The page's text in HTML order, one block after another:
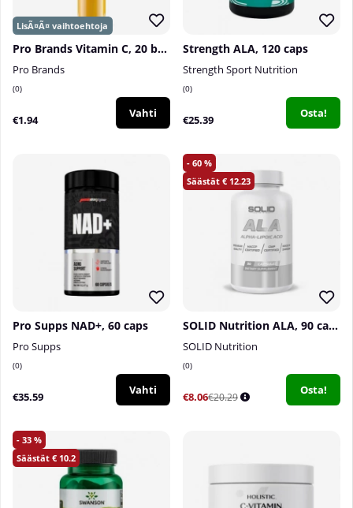
Pro Brands Vitamin C, 20 brustabletter
Pro Brands
0
€1.94 Vahti
Strength ALA, 120 caps
Strength Sport Nutrition
0
€25.39 Osta!
Pro Supps NAD+, 60 caps
Pro Supps
0
€35.59 Vahti
60
12.23
SOLID Nutrition ALA, 90 caps
SOLID Nutrition
0
€8.06€20.29
Osta!
33
10.2